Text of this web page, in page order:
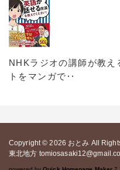
NHKラジオの講師が教え
トをマンガで‥
Copyright © 2026 おとみ All
東北地方